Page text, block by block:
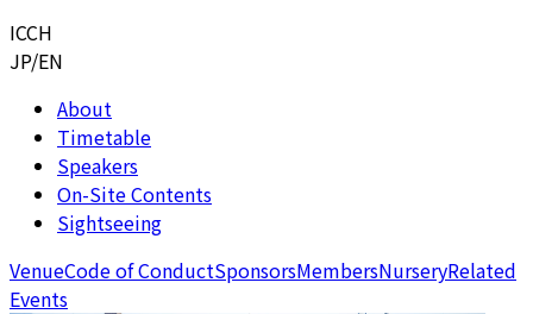
ICCH
JP/EN
About
Timetable
Speakers
On-Site Contents
Sightseeing
VenueCode of ConductSponsorsMembersNurseryRelated
Events